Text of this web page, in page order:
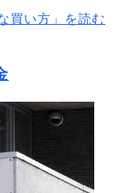
買い方」を読む